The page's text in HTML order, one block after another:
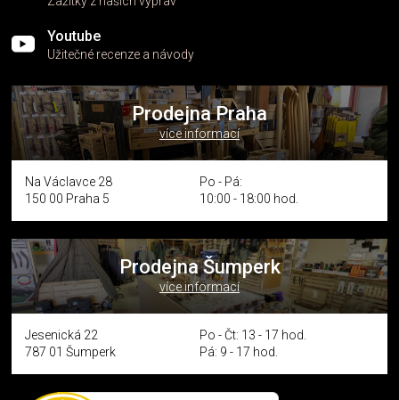
Youtube
Užitečné recenze a návody
Prodejna Praha
více informací
Na Václavce 28
150 00 Praha 5
Po - Pá:
10:00 - 18:00 hod.
Prodejna Šumperk
více informací
Jesenická 22
787 01 Šumperk
Po - Čt: 13 - 17 hod.
Pá: 9 - 17 hod.